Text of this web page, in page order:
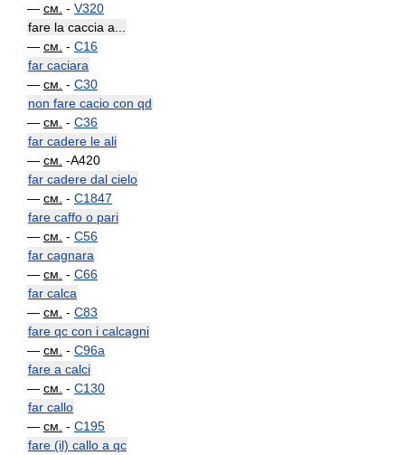
— см. - V320
fare la caccia a...
— см. - C16
far caciara
— см. - C30
non fare cacio con qd
— см. - C36
far cadere le ali
— см. -A420
far cadere dal cielo
— см. - C1847
fare caffo o pari
— см. - C56
far cagnara
— см. - C66
far calca
— см. - C83
fare qc con i calcagni
— см. - C96a
fare a calci
— см. - C130
far callo
— см. - C195
fare (il) callo a qc